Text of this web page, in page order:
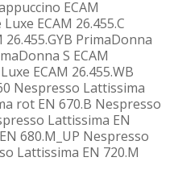
ECAM
ECAM 26.455.C
PrimaDonna
S ECAM
ECAM 26.455.WB
Nespresso Lattissima
rot EN 670.B Nespresso
Lattissima EN
680.M_UP Nespresso
Lattissima EN 720.M